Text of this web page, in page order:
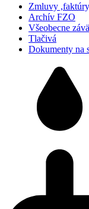
Zmluvy
Archív FZO
Všeobecne
Tlačivá
Dokumenty na